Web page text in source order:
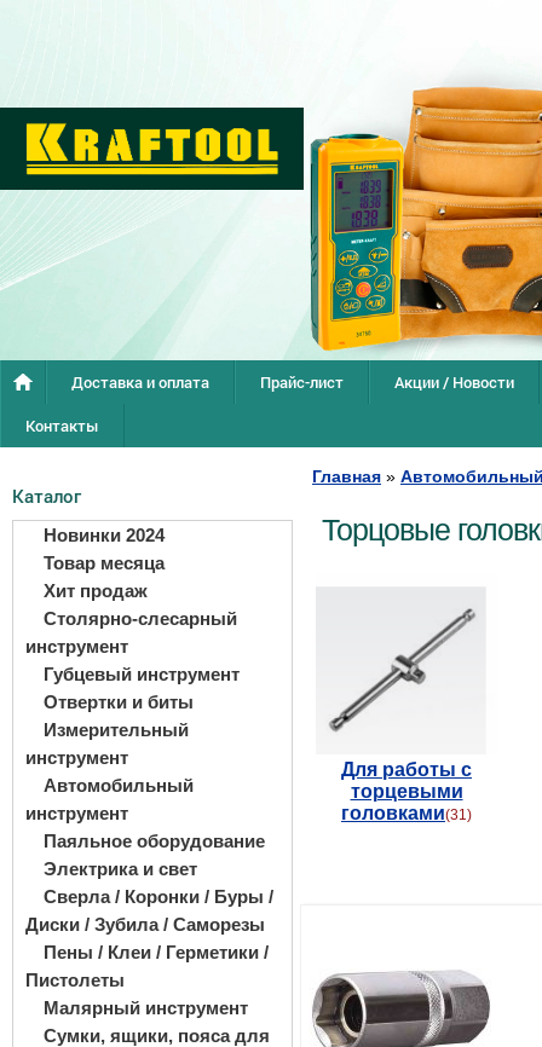
Доставка и оплата Прайс-лист
Акции / Новости
Контакты
Каталог
Новинки 2024
Товар месяца
Хит продаж
Столярно-слесарный
инструмент
Губцевый инструмент
Отвертки и биты
Измерительный
инструмент
Автомобильный
инструмент
Паяльное оборудование
Электрика и свет
Сверла / Коронки / Буры /
Диски / Зубила / Саморезы
Пены / Клеи / Герметики /
Пистолеты
Малярный инструмент
Сумки, ящики, пояса для
Главная »
Торцовые
Для работы с
торцевыми
головками(31)